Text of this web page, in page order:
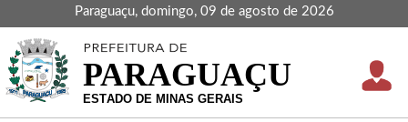
Paraguaçu, domingo, 09 de agosto de 2026